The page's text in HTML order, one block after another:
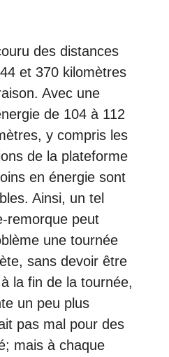
des distances
et 370 kilomètres
Avec une
de 104 à 112
y compris les
de la plateforme
en énergie sont
Ainsi, un tel
remorque peut
une tournée
sans devoir être
la fin de la tournée,
un peu plus
pas mal pour des
mais à chaque